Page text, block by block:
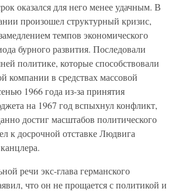
оказался для него менее удачным. В
произошел структурный кризис,
темпов экономического
бурного развития. Последовали
политике, которые способствовали
компании в средствах массовой
1966 года из-за принятия
на 1967 год вспыхнул конфликт,
достиг масштабов политического
к досрочной отставке Людвига
речи экс-глава германского
что он не прощается с политикой и